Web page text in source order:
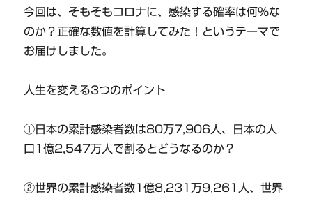
今回は、そもそもコロナに、感染する確率は何％な
のか？正確な数値を計算してみた！というテーマで
お届けしました。
人生を変える3つのポイント
①日本の累計感染者数は80万7,906人、日本の人
口1億2,547万人で割るとどうなるのか？
②世界の累計感染者数1億8,231万9,261人、世界